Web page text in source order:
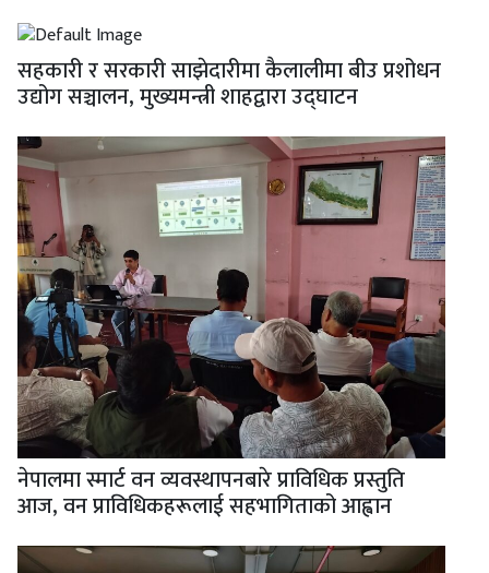
सहकारी र सरकारी साझेदारीमा कैलालीमा बीउ प्रशोधन
उद्योग सञ्चालन, मुख्यमन्त्री शाहद्वारा उद्घाटन
नेपालमा स्मार्ट वन व्यवस्थापनबारे प्राविधिक प्रस्तुति
आज, वन प्राविधिकहरूलाई सहभागिताको आह्वान